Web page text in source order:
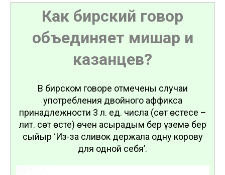
Как бирский говор
объединяет мишар и
казанцев?
В бирском говоре отмечены случаи
употребления двойного аффикса
принадлежности 3 л. ед. числа (сөт өстесе –
лит. сөт өсте) өчен асырадым бер үземә бер
сыйыр ʻИз-за сливок держала одну корову
для одной себяʼ.